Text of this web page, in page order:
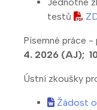
testů
Písemné práce -
4. 2026 (AJ);
Ústní zkoušky
Žádost